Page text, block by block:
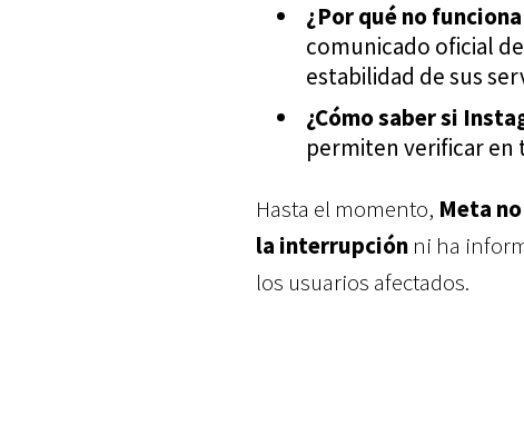
¿Por qué no
comunicado oficial
estabilidad de sus
¿Cómo saber si
permiten verificar en
Hasta el momento, Meta
la interrupción ni ha
los usuarios afectados.